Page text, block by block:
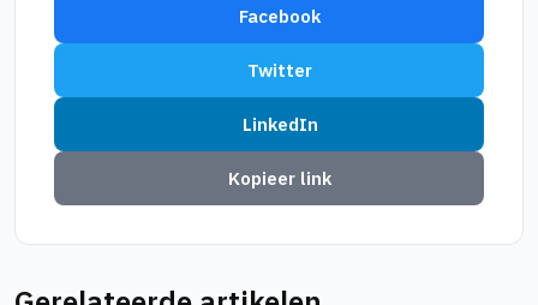
Facebook
Twitter
LinkedIn
Kopieer link